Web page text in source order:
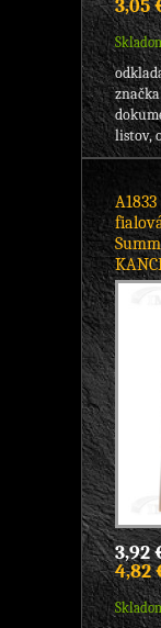
3,05
listov,
3,92
4,82